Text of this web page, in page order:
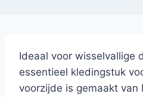
Ideaal voor wisselvallige
essentieel kledingstuk
voorzijde is gemaakt van